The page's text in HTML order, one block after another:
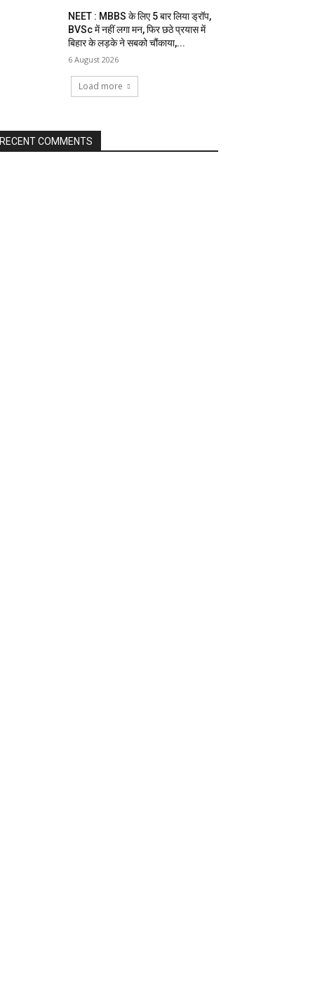
NEET : MBBS के लिए 5 बार लिया ड्रॉप,
BVSc में नहीं लगा मन, फिर छठे प्रयास में
बिहार के लड़के ने सबको चौंकाया,...
6 August 2026
Load more
RECENT COMMENTS